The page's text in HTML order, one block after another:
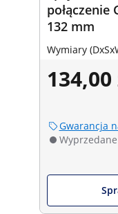
132 mm
Wymiary
134,00
Gwarancja
Wyprzedane